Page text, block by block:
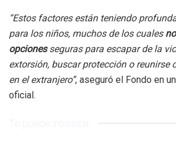
“Estos factores están teniendo
para los niños, muchos de los cuales
opcionesseguras para escapar de la
extorsión, buscar protección o reunirse
en el extranjero”, aseguró el Fondo en
oficial.
Te puede interesar